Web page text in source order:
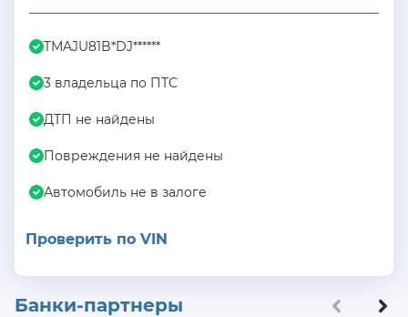
TMAJU81B*DJ******
3 владельца по ПТС
ДТП не найдены
Повреждения не найдены
Автомобиль не в залоге
Проверить по VIN
Банки-партнеры